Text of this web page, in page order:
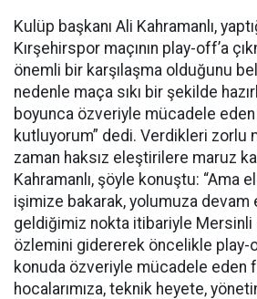
Kulüp başkanı Ali Kahramanlı,
Kırşehirspor maçının play-off’a
önemli bir karşılaşma olduğunu
nedenle maça sıkı bir şekilde
boyunca özveriyle mücadele eden
kutluyorum” dedi. Verdikleri zorlu
zaman haksız eleştirilere maruz
Kahramanlı, şöyle konuştu: “Ama
işimize bakarak, yolumuza devam
geldiğimiz nokta itibariyle
özlemini gidererek öncelikle play-
konuda özveriyle mücadele eden
hocalarımıza, teknik heyete,